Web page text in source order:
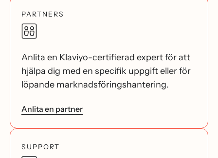
PARTNERS
Anlita en Klaviyo-certifierad expert för att
hjälpa dig med en specifik uppgift eller för
löpande marknadsföringshantering.
Anlita en partner
SUPPORT